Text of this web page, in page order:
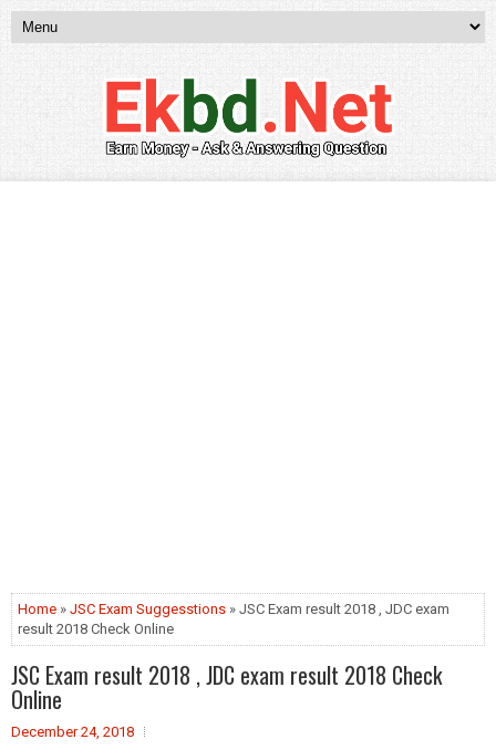
Home » JSC Exam Suggesstions » JSC Exam result 2018 , JDC exam
result 2018 Check Online
JSC Exam result 2018 , JDC exam result 2018 Check
Online
December 24, 2018